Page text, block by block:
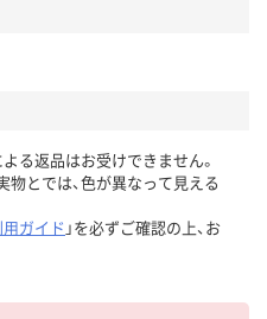
る返品はお受けできません。
とでは、色が異なって見える
用ガイド 」を必ずご確認の上、お